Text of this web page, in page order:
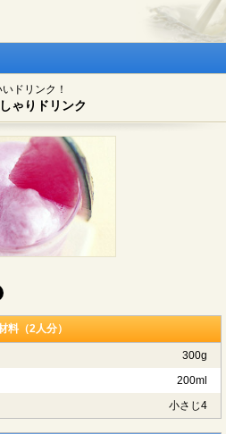
ドリンク！
ゃりドリンク
料（2人分）
300g
200ml
小さじ4